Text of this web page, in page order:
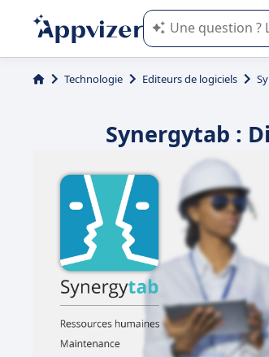
L'IA de Appvizer
Technologie Editeurs de logiciels
Synergytab :